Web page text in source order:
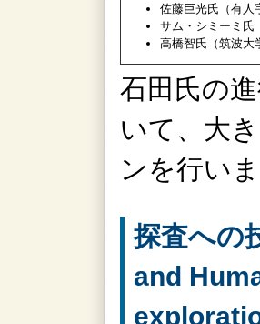
佐藤巨光氏（有人
サム・シミーミ氏
高橋智氏（筑波大
石田氏の
いて、大
ンを行いま
探査への
and